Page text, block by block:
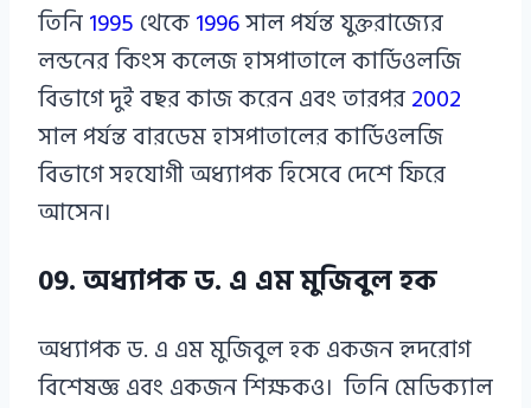
তিনি1995 থেকে1996সাল পর্যন্ত যুক্তরাজ্যের
লন্ডনের কিংস কলেজ হাসপাতালে কার্ডিওলজি
বিভাগে দুই বছর কাজ করেন এবং তারপর2002
সাল পর্যন্ত বারডেম হাসপাতালের কার্ডিওলজি
বিভাগে সহযোগী অধ্যাপক হিসেবে দেশে ফিরে
আসেন।
09. অধ্যাপক ড. এ এম মুজিবুল হক
অধ্যাপক ড. এ এম মুজিবুল হক একজন হৃদরোগ
বিশেষজ্ঞ এবং একজন শিক্ষকও। তিনি মেডিক্যাল